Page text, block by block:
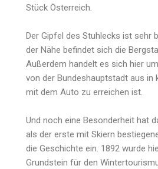
Stück Österreich.
Der Gipfel des Stuhlecks ist sehr
der Nähe befindet sich die
Außerdem handelt es sich hier
von der Bundeshauptstadt aus in
mit dem Auto zu erreichen ist.
Und noch eine Besonderheit hat
als der erste mit Skiern
die Geschichte ein. 1892 wurde
Grundstein für den